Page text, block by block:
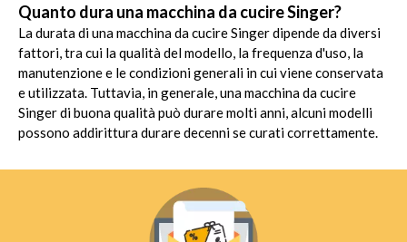
Quanto dura una macchina da cucire Singer?
La durata di una macchina da cucire Singer dipende da diversi
fattori, tra cui la qualità del modello, la frequenza d'uso, la
manutenzione e le condizioni generali in cui viene conservata
e utilizzata. Tuttavia, in generale, una macchina da cucire
Singer di buona qualità può durare molti anni, alcuni modelli
possono addirittura durare decenni se curati correttamente.